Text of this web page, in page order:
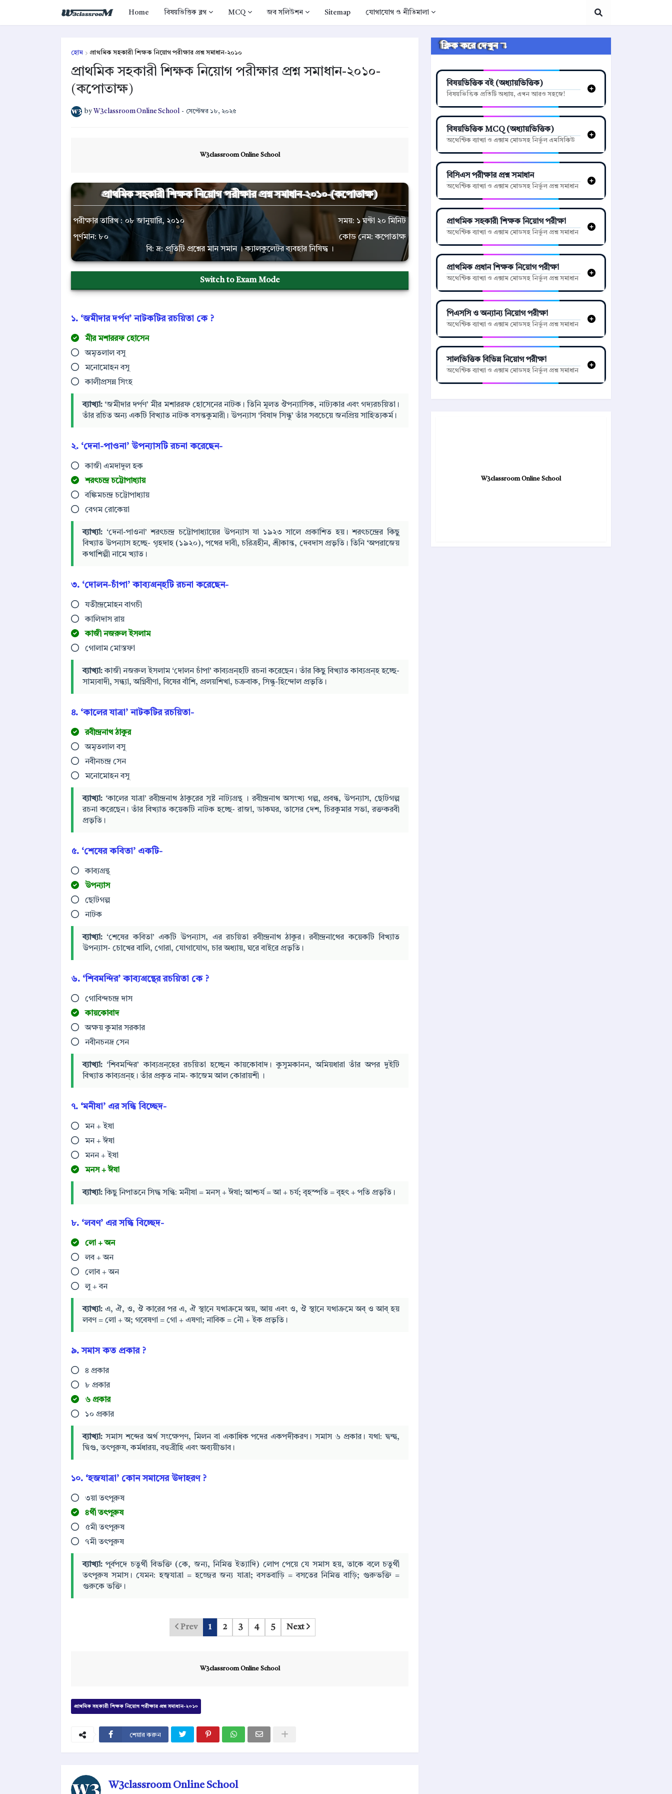
Home বিষয়ভিত্তিক ব্লগ MCQ জব সলিউশন Sitemap যোগাযোগ ও নীতিমালা
হোম প্রাথমিক সহকারী শিক্ষক নিয়োগ পরীক্ষার প্রশ্ন সমাধান-২০১০
প্রাথমিক সহকারী শিক্ষক নিয়োগ পরীক্ষার প্রশ্ন সমাধান-২০১০-
(কপোতাক্ষ)
by W3classroom Online School - সেপ্টেম্বর ১৮, ২০২৫
W3classroom Online School
প্রাথমিক সহকারী শিক্ষক নিয়োগ পরীক্ষার প্রশ্ন সমাধান-২০১০-(কপোতাক্ষ)
পরীক্ষার তারিখ : ০৮ জানুয়ারি, ২০১০
সময়: ১ ঘন্টা ২০ মিনিট
পূর্ণমান: ৮০
কোড নেম: কপোতাক্ষ
বি: দ্র: প্রতিটি প্রশ্নের মান সমান । ক্যালকুলেটর ব্যবহার নিষিদ্ধ ।
Switch to Exam Mode
১. ‘জমীদার দর্পণ’ নাটকটির রচয়িতা কে ?
মীর মশাররফ হোসেন
অমৃতলাল বসু
মনোমোহন বসু
কালীপ্রসন্ন সিংহ
ব্যাখ্যা: ‘জমীদার দর্পণ’ মীর মশাররফ হোসেনের নাটক। তিনি মূলত ঔপন্যাসিক, নাট্যকার এবং গদ্যরচয়িতা।
তাঁর রচিত অন্য একটি বিখ্যাত নাটক বসন্তকুমারী। উপন্যাস ‘বিষাদ সিন্ধু’ তাঁর সবচেয়ে জনপ্রিয় সাহিত্যকর্ম।
২. ‘দেনা-পাওনা’ উপন্যাসটি রচনা করেছেন-
কাজী এমদাদুল হক
শরৎচন্দ্র চট্টোপাধ্যায়
বঙ্কিমচন্দ্র চট্টোপাধ্যায়
বেগম রোকেয়া
ব্যাখ্যা: ‘দেনা-পাওনা’ শরৎচন্দ্র চট্টোপাধ্যায়ের উপন্যাস যা ১৯২৩ সালে প্রকাশিত হয়। শরৎচন্দ্রের কিছু
বিখ্যাত উপন্যাস হচ্ছে- গৃহদাহ (১৯২০), পথের দাবী, চরিত্রহীন, শ্রীকান্ত, দেবদাস প্রভৃতি। তিনি ‘অপরাজেয়
কথাশিল্পী নামে খ্যাত।
৩. ‘দোলন-চাঁপা’ কাব্যগ্রন্হটি রচনা করেছেন-
যতীন্দ্রমোহন বাগচী
কালিদাস রায়
কাজী নজরুল ইসলাম
গোলাম মোস্তফা
ব্যাখ্যা:কাজী নজরুল ইসলাম ‘দোলন চাঁপা’ কাব্যগ্রন্হটি রচনা করেছেন। তাঁর কিছু বিখ্যাত কাব্যগ্রন্হ হচ্ছে-
সাম্যবাদী, সন্ধ্যা, অগ্নিবীণা, বিষের বাঁশি, প্রলয়শিখা, চক্রবাক, সিন্ধু-হিন্দোল প্রভৃতি।
৪. ‘কালের যাত্রা’ নাটকটির রচয়িতা-
রবীন্দ্রনাথ ঠাকুর
অমৃতলাল বসু
নবীনচন্দ্র সেন
মনোমোহন বসু
ব্যাখ্যা: ‘কালের যাত্রা’ রবীন্দ্রনাথ ঠাকুরের সৃষ্ট নাট্যগ্রন্থ । রবীন্দ্রনাথ অসংখ্য গল্প, প্রবন্ধ, উপন্যাস, ছোটগল্প
রচনা করেছেন। তাঁর বিখ্যাত কয়েকটি নাটক হচ্ছে- রাজা, ডাকঘর, তাসের দেশ, চিরকুমার সভা, রক্তকরবী
প্রভৃতি।
৫. ‘শেষের কবিতা’ একটি-
কাব্যগ্রন্থ
উপন্যাস
ছোটগল্প
নাটক
ব্যাখ্যা: ‘শেষের কবিতা’ একটি উপন্যাস, এর রচয়িতা রবীন্দ্রনাথ ঠাকুর। রবীন্দ্রনাথের কয়েকটি বিখ্যাত
উপন্যাস- চোখের বালি, গোরা, যোগাযোগ, চার অধ্যায়, ঘরে বাইরে প্রভৃতি।
৬. ‘শিবমন্দির’ কাব্যগ্রন্থের রচয়িতা কে ?
গোবিন্দচন্দ্র দাস
কায়কোবাদ
অক্ষয় কুমার সরকার
নবীনচনদ্র সেন
ব্যাখ্যা: ‘শিবমন্দির’ কাব্যগ্রন্হের রচয়িতা হচ্ছেন কায়কোবাদ। কুসুমকানন, অমিয়ধারা তাঁর অপর দুইটি
বিখ্যাত কাব্যগ্রন্হ। তাঁর প্রকৃত নাম- কাজেম আল কোরায়শী ।
৭. ‘মনীষা’ এর সন্ধি বিচ্ছেদ-
মন + ইষা
মন + ঈষা
মনন + ইষা
মনস + ঈষা
ব্যাখ্যা:কিছু নিপাতনে সিদ্ধ সন্ধি: মনীষা = মনস্ + ঈষা; আশ্চর্য = আ + চর্য; বৃহস্পতি = বৃহৎ + পতি প্রভৃতি।
৮. ‘লবণ’ এর সন্ধি বিচ্ছেদ-
লো + অন
লব + অন
লোব + অন
লু + বন
ব্যাখ্যা: এ, ঐ, ও, ঔ কারের পর এ, ঐ স্থানে যথাক্রমে অয়, আয় এবং ও, ঔ স্থানে যথাক্রমে অব্ ও আব্ হয়
লবণ = লো + অ; গবেষণা = গো + এষণা; নাবিক = নৌ + ইক প্রভৃতি।
৯. সমাস কত প্রকার ?
৪ প্রকার
৮ প্রকার
৬ প্রকার
১০ প্রকার
ব্যাখ্যা: সমাস শব্দের অর্থ সংক্ষেপণ, মিলন বা একাধিক পদের একপদীকরণ। সমাস ৬ প্রকার। যথা: দ্বন্দ্ব,
দ্বিগু, তৎপুরুষ, কর্মধারয়, বহুব্রীহি এবং অব্যয়ীভাব।
১০. ‘হজযাত্রা’ কোন সমাসের উদাহরণ ?
৩য়া তৎপুরুষ
৪র্থী তৎপুরুষ
৫মী তৎপুরুষ
৭মী তৎপুরুষ
ব্যাখ্যা: পূর্বপদে চতুর্থী বিভক্তি (কে, জন্য, নিমিত্ত ইত্যাদি) লোপ পেয়ে যে সমাস হয়, তাকে বলে চতুর্থী
তৎপুরুষ সমাস। যেমন: হজ্বযাত্রা = হজ্জের জন্য যাত্রা; বসতবাড়ি = বসতের নিমিত্ত বাড়ি; গুরুভক্তি =
গুরুকে ভক্তি।
Prev 1 2 3 4 5 Next
W3classroom Online School
প্রাথমিক সহকারী শিক্ষক নিয়োগ পরীক্ষার প্রশ্ন সমাধান-২০১০
শেয়ার করুন
W3classroom Online School
ক্লিক করে দেখুন ↴
বিষয়ভিত্তিক বই (অধ্যায়ভিত্তিক)
বিষয়ভিত্তিক প্রতিটি অধ্যায়, এখন আরও সহজে!
বিষয়ভিত্তিক MCQ (অধ্যায়ভিত্তিক)
অথেন্টিক ব্যাখ্যা ও এক্সাম মোডসহ নির্ভুল এমসিকিউ
বিসিএস পরীক্ষার প্রশ্ন সমাধান
অথেন্টিক ব্যাখ্যা ও এক্সাম মোডসহ নির্ভুল প্রশ্ন সমাধান
প্রাথমিক সহকারী শিক্ষক নিয়োগ পরীক্ষা
অথেন্টিক ব্যাখ্যা ও এক্সাম মোডসহ নির্ভুল প্রশ্ন সমাধান
প্রাথমিক প্রধান শিক্ষক নিয়োগ পরীক্ষা
অথেন্টিক ব্যাখ্যা ও এক্সাম মোডসহ নির্ভুল প্রশ্ন সমাধান
পিএসসি ও অন্যান্য নিয়োগ পরীক্ষা
অথেন্টিক ব্যাখ্যা ও এক্সাম মোডসহ নির্ভুল প্রশ্ন সমাধান
সালভিত্তিক বিভিন্ন নিয়োগ পরীক্ষা
অথেন্টিক ব্যাখ্যা ও এক্সাম মোডসহ নির্ভুল প্রশ্ন সমাধান
W3classroom Online School